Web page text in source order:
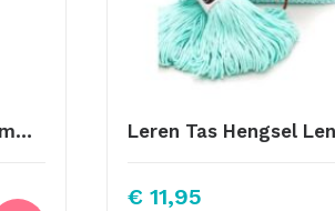
Speenclip Kunststof 20mm Fuchsia
€ 11,95